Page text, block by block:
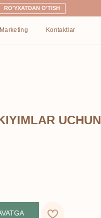
+7 926 373 75